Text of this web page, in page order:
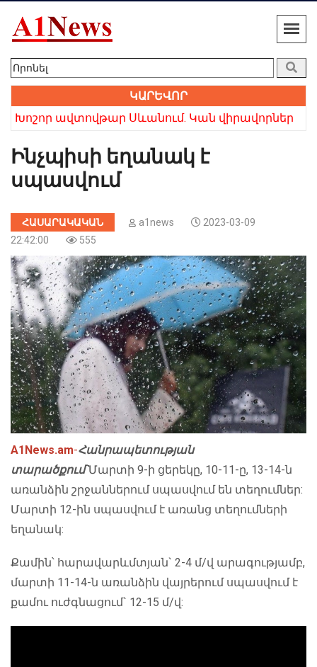
ԿԱՐԵՎՈՐ
Ռուբլին էժանացավ․ Նոր փոխարժեքներ
Ինչպիսի եղանակ է
սպասվում
ՀԱՍԱՐԱԿԱԿԱՆ a1news
2023-03-09
22:42:00
555
A1News.am-Հանրապետության
տարածքում`Մարտի 9-ի ցերեկը, 10-11-ը, 13-14-ն
առանձին շրջաններում սպասվում են տեղումներ:
Մարտի 12-ին սպասվում է առանց տեղումների
եղանակ:
Քամին՝ հարավարևմտյան` 2-4 մ/վ արագությամբ,
մարտի 11-14-ն առանձին վայրերում սպասվում է
քամու ուժգնացում` 12-15 մ/վ: